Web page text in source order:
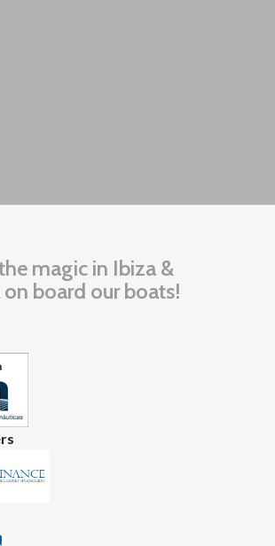
magic in Ibiza &
board our boats!